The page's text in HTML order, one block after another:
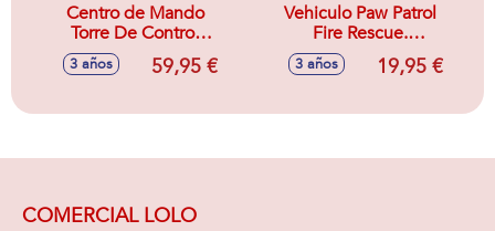
Centro de Mando
Torre De Control
Paw Patrol. Incluye
2 cachorros y
50 Cm
3 años 59,95 €
Vehiculo Paw Patrol
Fire Rescue.
20,3x25,4x8,13 cm.
- Modelos surtidos
3 años 19,95 €
COMERCIAL LOLO